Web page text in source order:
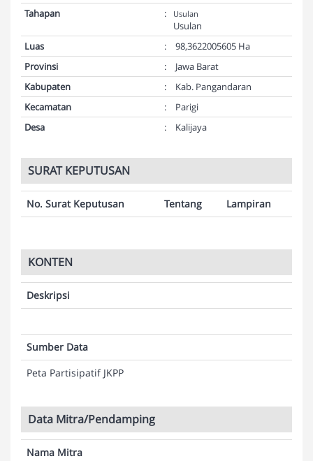
Tahapan
: Usulan
Usulan
Luas
:
98,3622005605 Ha
Provinsi
:
Jawa Barat
Kabupaten
:
Kab. Pangandaran
Kecamatan
:
Parigi
Desa
: Kalijaya
SURAT KEPUTUSAN
No. Surat Keputusan Tentang Lampiran
KONTEN
Deskripsi
Sumber Data
Peta Partisipatif JKPP
Data Mitra/Pendamping
Nama Mitra